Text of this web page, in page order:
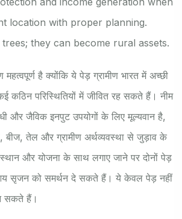
location with proper planning.
they can become rural assets.
है क्योंकि ये पेड़ ग्रामीण भारत में अच्छी
कठिन परिस्थितियों में जीवित रह सकते हैं। नीम
और जैविक इनपुट उपयोगों के लिए मूल्यवान है,
तेल और ग्रामीण अर्थव्यवस्था से जुड़ाव के
और योजना के साथ लगाए जाने पर दोनों पेड़
सृजन को समर्थन दे सकते हैं। ये केवल पेड़ नहीं
सकते हैं।